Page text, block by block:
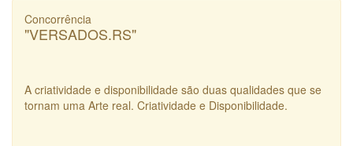
Concorrência
"VERSADOS.RS"
A criatividade e disponibilidade são duas qualidades que se
tornam uma Arte real. Criatividade e Disponibilidade.